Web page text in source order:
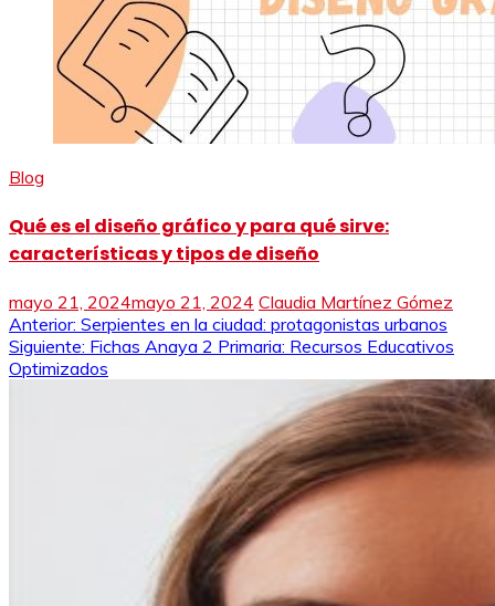
Blog
Qué es el diseño gráfico y para qué sirve:
características y tipos de diseño
mayo 21, 2024mayo 21, 2024 Claudia Martínez Gómez
Navegación
de
Anterior: Serpientes en la ciudad: protagonistas urbanos
Siguiente: Fichas Anaya 2 Primaria: Recursos Educativos
Optimizados